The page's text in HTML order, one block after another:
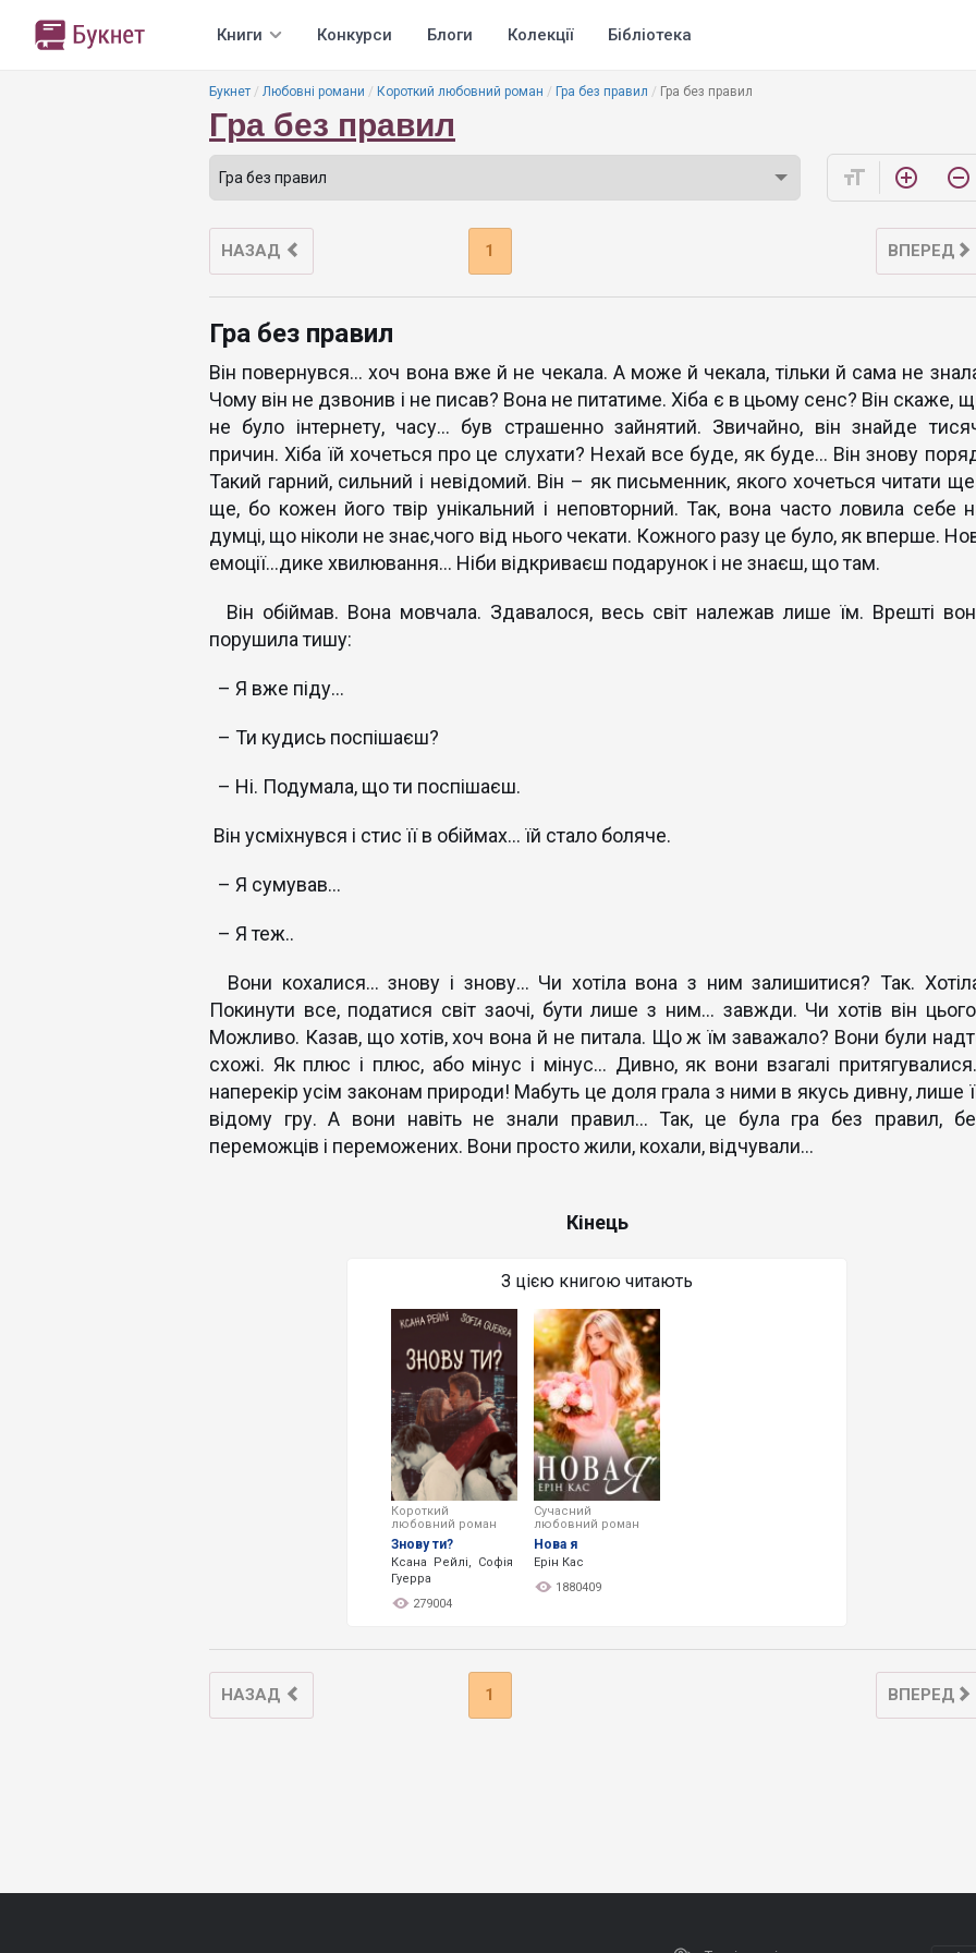
Книги Конкурси Блоги Колекції Бібліотека
Букнет Любовні романи Короткий любовний роман Гра без правил Гра без правил
Гра без правил
format_size add_circle_outline remove_circle_outline
НАЗАД 1 ВПЕРЕД
Гра без правил
Він повернувся… хоч вона вже й не чекала. А може й чекала, тільки й сама не
Чому він не дзвонив і не писав? Вона не питатиме. Хіба є в цьому сенс? Він скаже,
не було інтернету, часу… був страшенно зайнятий. Звичайно, він знайде
причин. Хіба їй хочеться про це слухати? Нехай все буде, як буде… Він знову
Такий гарний, сильний і невідомий. Він – як письменник, якого хочеться читати ще
ще, бо кожен його твір унікальний і неповторний. Так, вона часто ловила себе
думці, що ніколи не знає,чого від нього чекати. Кожного разу це було, як вперше.
емоції…дике хвилювання… Ніби відкриваєш подарунок і не знаєш, що там.
Він обіймав. Вона мовчала. Здавалося, весь світ належав лише їм. Врешті
порушила тишу:
– Я вже піду…
– Ти кудись поспішаєш?
– Ні. Подумала, що ти поспішаєш.
Він усміхнувся і стис її в обіймах… їй стало боляче.
– Я сумував…
– Я теж..
Вони кохалися… знову і знову… Чи хотіла вона з ним залишитися? Так.
Покинути все, податися світ заочі, бути лише з ним… завжди. Чи хотів він
Можливо. Казав, що хотів, хоч вона й не питала. Що ж їм заважало? Вони були
схожі. Як плюс і плюс, або мінус і мінус… Дивно, як вони взагалі
наперекір усім законам природи! Мабуть це доля грала з ними в якусь дивну, лише
відому гру. А вони навіть не знали правил… Так, це була гра без правил,
переможців і переможених. Вони просто жили, кохали, відчували…
Кінець
З цією книгою читають
Короткий
любовний роман
Знову ти?
Ксана Рейлі, Софія
Гуерра
279004
Сучасний
любовний роман
Нова я
Ерін Кас
1880409
НАЗАД 1 ВПЕРЕД